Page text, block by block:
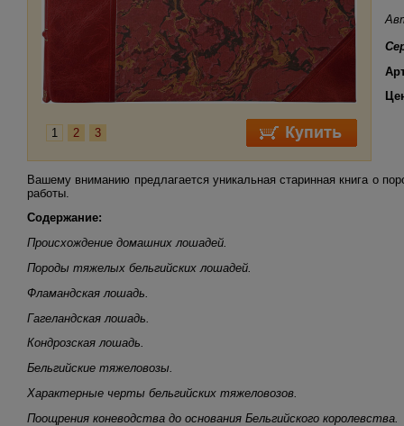
1 2 3
Вашему вниманию предлагается уникальная старинная книга о
работы.
Содержание:
Происхождение домашних лошадей.
Породы тяжелых бельгийских лошадей.
Фламандская лошадь.
Гагеландская лошадь.
Кондрозская лошадь.
Бельгийские тяжеловозы.
Характерные черты бельгийских тяжеловозов.
Поощрения коневодства до основания Бельгийского королевства.